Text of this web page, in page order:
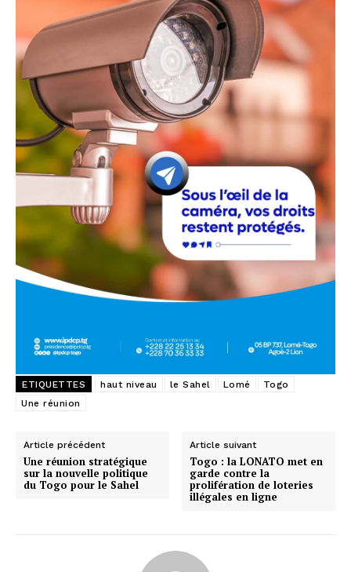
ETIQUETTES haut niveau le Sahel Lomé
Togo
Une réunion
Article précédent
Une réunion stratégique
sur la nouvelle politique
du Togo pour le Sahel
Article suivant
Togo : la LONATO met en
garde contre la
prolifération de loteries
illégales en ligne